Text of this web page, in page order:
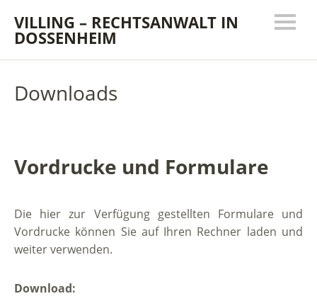
VILLING – RECHTSANWALT IN
DOSSENHEIM
Downloads
Vordrucke und Formulare
Die hier zur Verfügung gestellten Formulare und
Vordrucke können Sie auf Ihren Rechner laden und
weiter verwenden.
Download: